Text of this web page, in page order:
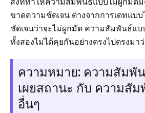
ขาดความชัดเจน ต่างจากการเดทแบ
ชัดเจนว่าจะไม่ผูกมัด ความสัมพันธ์แบ
ทั้งสองไม่ได้คุยกันอย่างตรงไปตรงมา
ความหมาย: ความสัมพั
เผยสถานะ กับ ความสั
อื่นๆ